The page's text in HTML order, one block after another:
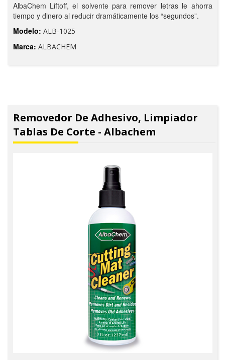
AlbaChem Liftoff, el solvente para remover letras le ahorra
tiempo y dinero al reducir dramáticamente los “segundos”.
Modelo: ALB-1025
Marca: ALBACHEM
Removedor De Adhesivo, Limpiador
Tablas De Corte - Albachem